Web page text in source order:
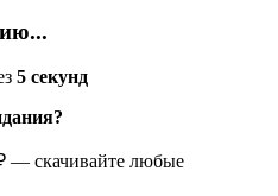
5 секунд
— скачивайте любые